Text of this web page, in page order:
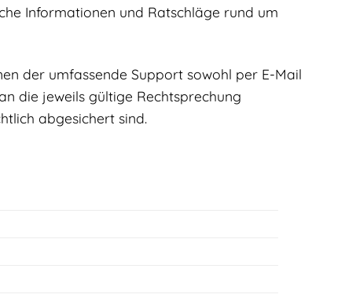
Informationen und Ratschläge rund um
der umfassende Support sowohl per E-Mail
die jeweils gültige Rechtsprechung
abgesichert sind.